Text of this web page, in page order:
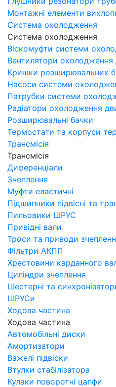
Монтажні елементи
Система охолодження
Система охолодження
Віскомуфти системи
Вентилятори охолодження
Кришки розширювальних
Насоси системи
Патрубки системи
Радіатори охолодження
Розширювальні бачки
Термостати та корпуси
Трансмісія
Трансмісія
Диференціали
Зчеплення
Муфти еластичні
Підшипники підвісні та
Пильовики ШРУС
Привідні вали
Троси та приводи
Фільтри АКПП
Хрестовини карданного
Циліндри зчеплення
Шестерні та
ШРУСи
Ходова частина
Ходова частина
Автомобільні диски
Амортизатори
Важелі підвіски
Втулки стабілізатора
Кулаки поворотні цапфи